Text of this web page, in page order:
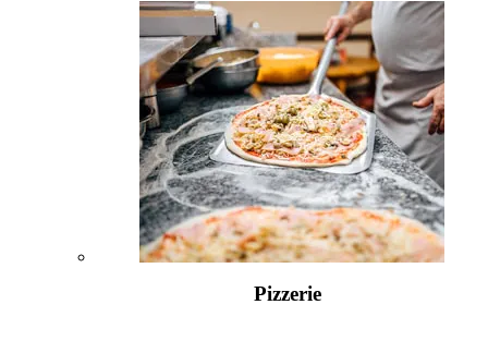
Pizzerie